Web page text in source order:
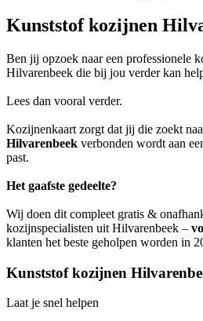
Kunststof kozijnen
Ben jij opzoek naar een professionele
Hilvarenbeek die bij jou verder kan
Lees dan vooral verder.
Kozijnenkaart zorgt dat jij die zoekt
Hilvarenbeek verbonden wordt aan
past.
Het gaafste gedeelte?
Wij doen dit compleet gratis &
kozijnspecialisten uit Hilvarenbeek –
klanten het beste geholpen worden in
Kunststof kozijnen
Laat je snel helpen